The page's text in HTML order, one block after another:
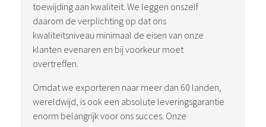
toewijding aan kwaliteit. We leggen onszelf
daarom de verplichting op dat ons
kwaliteitsniveau minimaal de eisen van onze
klanten evenaren en bij voorkeur moet
overtreffen.
Omdat we exporteren naar meer dan 60 landen,
wereldwijd, is ook een absolute leveringsgarantie
enorm belangrijk voor ons succes. Onze